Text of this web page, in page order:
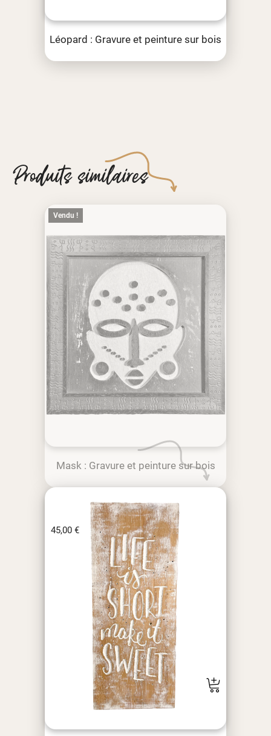
Léopard : Gravure et peinture sur bois
Produits similaires
Vendu !
Mask : Gravure et peinture sur bois
45,00 €